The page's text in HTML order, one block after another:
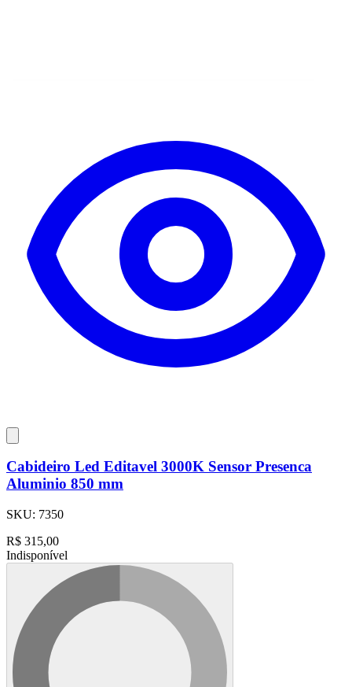
Cabideiro Led Editavel 3000K Sensor Presenca
Aluminio 850 mm
SKU: 7350
R$ 315,00
Indisponível